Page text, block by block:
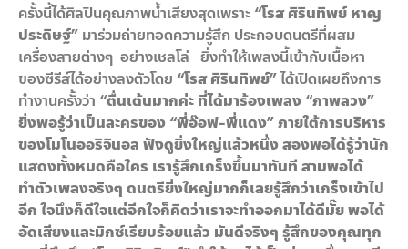
ครั้งนี้ได้ศิลปินคุณภาพน้ำเสียงสุดเพราะ “โรส ศิรินทิพย์ หาญ
ประดิษฐ์” มาร่วมถ่ายทอดความรู้สึก ประกอบดนตรีที่ผสม
เครื่องสายต่างๆ อย่างเชลโล่ ยิ่งทำให้เพลงนี้เข้ากับเนื้อหา
ของซีรีส์ได้อย่างลงตัวโดย “โรส ศิรินทิพย์”ได้เปิดเผยถึงการ
ทำงานครั้งว่า “ตื่นเต้นมากค่ะ ที่ได้มาร้องเพลง “ภาพลวง”
ยิ่งพอรู้ว่าเป็นละครของ “พี่อ๊อฟ-พี่แดง” ภายใต้การบริหาร
ของโมโนออริจินอล ฟังดูยิ่งใหญ่แล้วหนึ่ง สองพอได้รู้ว่านัก
แสดงทั้งหมดคือใคร เรารู้สึกเกร็งขึ้นมาทันที สามพอได้
ทำตัวเพลงจริงๆ ดนตรียิ่งใหญ่มากก็เลยรู้สึกว่าเกร็งเข้าไป
อีก ใจนึงก็ดีใจแต่อีกใจก็คิดว่าเราจะทำออกมาได้ดีมั๊ย พอได้
อัดเสียงและมิกซ์เรียบร้อยแล้ว มันดีจริงๆ รู้สึกของคุณทุก